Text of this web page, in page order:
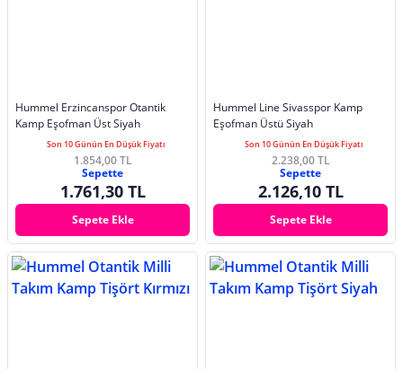
Hummel Erzincanspor Otantik
Kamp Eşofman Üst Siyah
Son 10 Günün En Düşük Fiyatı
1.854,00 TL
Sepette
1.761,30 TL
Sepete Ekle
Hummel Line Sivasspor Kamp
Eşofman Üstü Siyah
Son 10 Günün En Düşük Fiyatı
2.238,00 TL
Sepette
2.126,10 TL
Sepete Ekle